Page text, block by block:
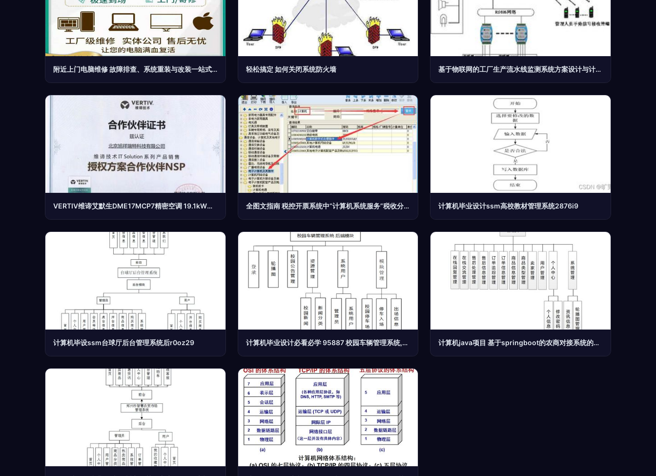
附近上门电脑维修 故障排查、系统重装与改装一站式服务全攻略 轻松搞定 如何关闭系统防火墙 基于物联网的工厂生产流水线监测系统方案设计与计算机系统服务
VERTIV维谛艾默生DME17MCP7精密空调 19.1kW强劲制冷，打造高效稳定的机房环境 全图文指南 税控开票系统中“计算机系统服务”税收分类编码操作手册 计算机毕业设计ssm高校教材管理系统2876i9
计算机毕设ssm台球厅后台管理系统后r0oz29 计算机毕业设计必看必学 95887 校园车辆管理系统,原创定制程序, java php python 小程序 文案全套 毕设成品等 计算机java项目 基于springboot的农商对接系统的设计与实现